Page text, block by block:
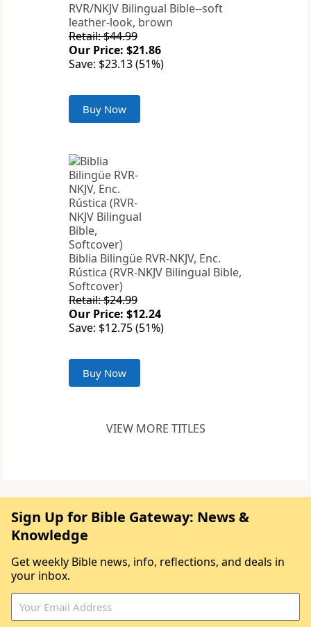
RVR/NKJV Bilingual Bible--soft
leather-look, brown
Retail: $44.99
Our Price: $21.86
Save: $23.13 (51%)
Buy Now
Biblia Bilingüe RVR-NKJV, Enc.
Rústica (RVR-NKJV Bilingual Bible,
Softcover)
Retail: $24.99
Our Price: $12.24
Save: $12.75 (51%)
Buy Now
VIEW MORE TITLES
Sign Up for Bible Gateway: News &
Knowledge
Get weekly Bible news, info, reflections, and deals in
your inbox.